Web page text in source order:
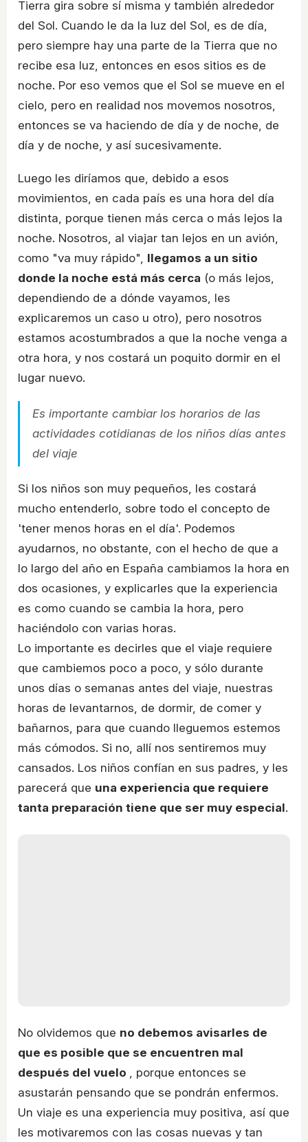
Tierra gira sobre sí misma y también alrededor
del Sol. Cuando le da la luz del Sol, es de día,
pero siempre hay una parte de la Tierra que no
recibe esa luz, entonces en esos sitios es de
noche. Por eso vemos que el Sol se mueve en el
cielo, pero en realidad nos movemos nosotros,
entonces se va haciendo de día y de noche, de
día y de noche, y así sucesivamente.
Luego les diríamos que, debido a esos
movimientos, en cada país es una hora del día
distinta, porque tienen más cerca o más lejos la
noche. Nosotros, al viajar tan lejos en un avión,
como "va muy rápido", llegamos a un sitio
donde la noche está más cerca (o más lejos,
dependiendo de a dónde vayamos, les
explicaremos un caso u otro), pero nosotros
estamos acostumbrados a que la noche venga a
otra hora, y nos costará un poquito dormir en el
lugar nuevo.
Es importante cambiar los horarios de las
actividades cotidianas de los niños días antes
del viaje
Si los niños son muy pequeños, les costará
mucho entenderlo, sobre todo el concepto de
'tener menos horas en el día'. Podemos
ayudarnos, no obstante, con el hecho de que a
lo largo del año en España cambiamos la hora en
dos ocasiones, y explicarles que la experiencia
es como cuando se cambia la hora, pero
haciéndolo con varias horas.
Lo importante es decirles que el viaje requiere
que cambiemos poco a poco, y sólo durante
unos días o semanas antes del viaje, nuestras
horas de levantarnos, de dormir, de comer y
bañarnos, para que cuando lleguemos estemos
más cómodos. Si no, allí nos sentiremos muy
cansados. Los niños confían en sus padres, y les
parecerá que una experiencia que requiere
tanta preparación tiene que ser muy especial.
No olvidemos que no debemos avisarles de
que es posible que se encuentren mal
después del vuelo , porque entonces se
asustarán pensando que se pondrán enfermos.
Un viaje es una experiencia muy positiva, así que
les motivaremos con las cosas nuevas y tan